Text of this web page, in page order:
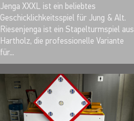
MERKEN
Jenga XXXL ist ein beliebtes
Geschicklichkeitsspiel für Jung & Alt.
Riesenjenga ist ein Stapelturmspiel aus
Hartholz, die professionelle Variante
für...